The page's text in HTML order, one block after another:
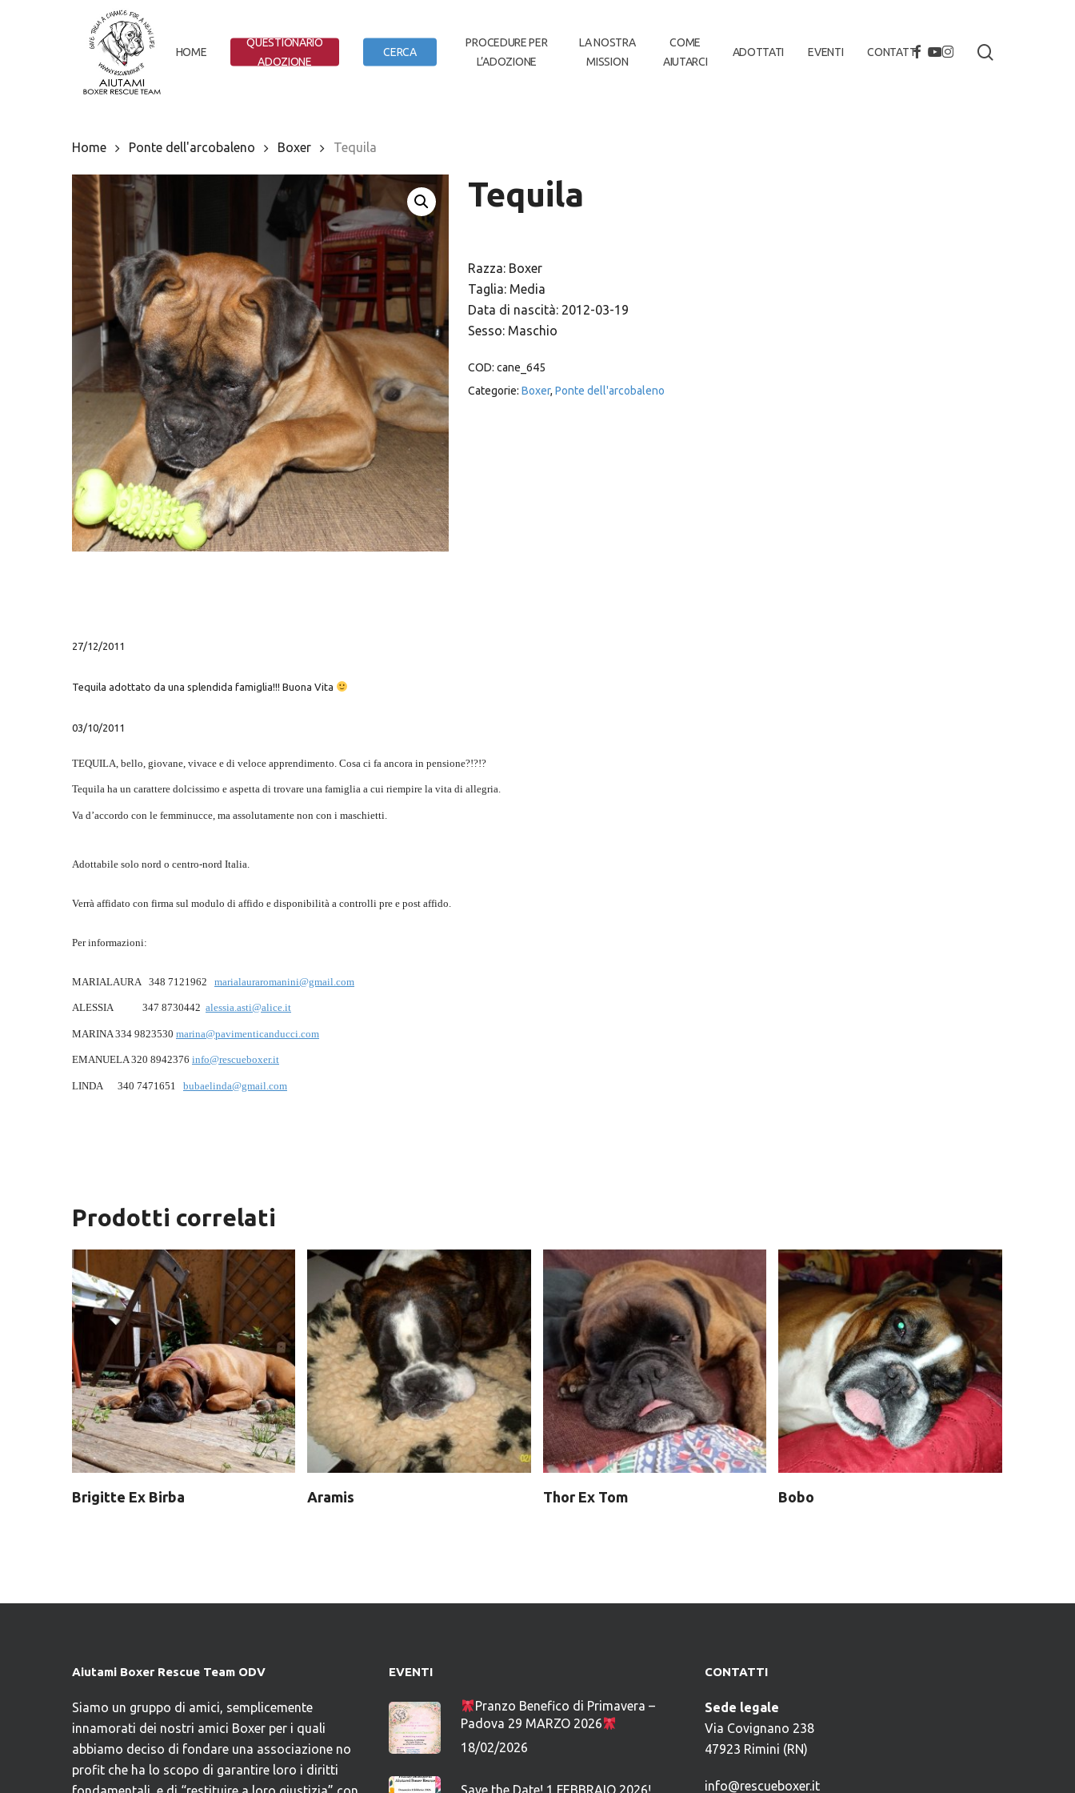
Hit enter to search or ESC to close
HOME
QUESTIONARIO
ADOZIONE
CERCA
PROCEDURE PER
L’ADOZIONE
LA NOSTRA
MISSION
COME
AIUTARCI
ADOTTATI EVENTI CONTATTIFACEBOOK
YOUTUBE
INSTAGRAM
Home Ponte dell'arcobaleno Boxer Tequila
Tequila
Razza: Boxer
Taglia: Media
Data di nascità: 2012-03-19
Sesso: Maschio
COD: cane_645
Categorie: Boxer, Ponte dell'arcobaleno
27/12/2011
Tequila adottato da una splendida famiglia!!! Buona Vita
03/10/2011
TEQUILA, bello, giovane, vivace e di veloce apprendimento. Cosa ci fa ancora in pensione?!?!?
Tequila ha un carattere dolcissimo e aspetta di trovare una famiglia a cui riempire la vita di allegria.
Va d’accordo con le femminucce, ma assolutamente non con i maschietti.
Adottabile solo nord o centro-nord Italia.
Verrà affidato con firma sul modulo di affido e disponibilità a controlli pre e post affido.
Per informazioni:
MARIALAURA 348 7121962 marialauraromanini@gmail.com
ALESSIA 347 8730442 alessia.asti@alice.it
MARINA 334 9823530 marina@pavimenticanducci.com
EMANUELA 320 8942376 info@rescueboxer.it
LINDA 340 7471651 bubaelinda@gmail.com
Prodotti correlati
Brigitte Ex Birba Aramis Thor Ex Tom Bobo
Aiutami Boxer Rescue Team ODV
Siamo un gruppo di amici, semplicemente
innamorati dei nostri amici Boxer per i quali
abbiamo deciso di fondare una associazione no
profit che ha lo scopo di garantire loro i diritti
EVENTI
Pranzo Benefico di Primavera –
Padova 29 MARZO 2026
18/02/2026
Save the Date! 1 FEBBRAIO 2026!
CONTATTI
Sede legale
Via Covignano 238
47923 Rimini (RN)
info@rescueboxer.it